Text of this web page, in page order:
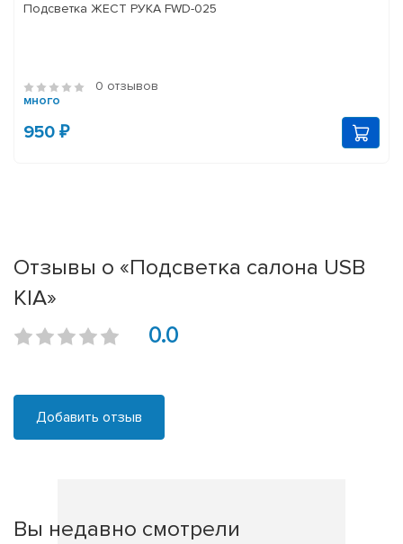
Подсветка ЖЕСТ РУКА FWD-025
0 отзывов
много
950 ₽
Отзывы о «Подсветка салона USB
KIA»
0.0
Добавить отзыв
Вы недавно смотрели